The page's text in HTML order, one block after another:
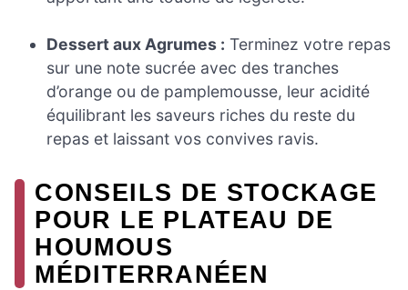
Dessert aux Agrumes : Terminez votre repas
sur une note sucrée avec des tranches
d’orange ou de pamplemousse, leur acidité
équilibrant les saveurs riches du reste du
repas et laissant vos convives ravis.
CONSEILS DE STOCKAGE
POUR LE PLATEAU DE
HOUMOUS
MÉDITERRANÉEN